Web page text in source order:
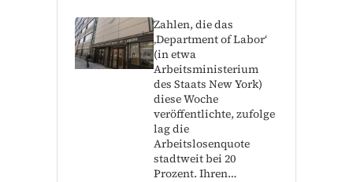
Zahlen, die das
‚Department of Labor‘
(in etwa
Arbeitsministerium
des Staats New York)
diese Woche
veröffentlichte, zufolge
lag die
Arbeitslosenquote
stadtweit bei 20
Prozent. Ihren…